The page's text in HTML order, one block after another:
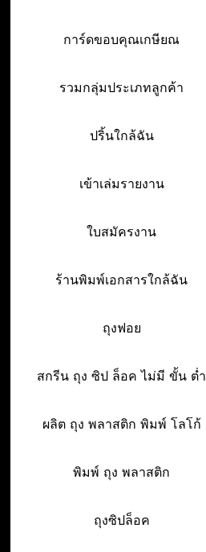
การ์ดขอบคุณเกษียณ
รวมกลุ่มประเภทลูกค้า
ปริ้นใกล้ฉัน
เข้าเล่มรายงาน
ใบสมัครงาน
ร้านพิมพ์เอกสารใกล้ฉัน
ถุงฟอย
สกรีน ถุง ซิป ล็อค ไม่มี ขั้น ต่ำ
ผลิต ถุง พลาสติก พิมพ์ โลโก้
พิมพ์ ถุง พลาสติก
ถุงซิปล็อค